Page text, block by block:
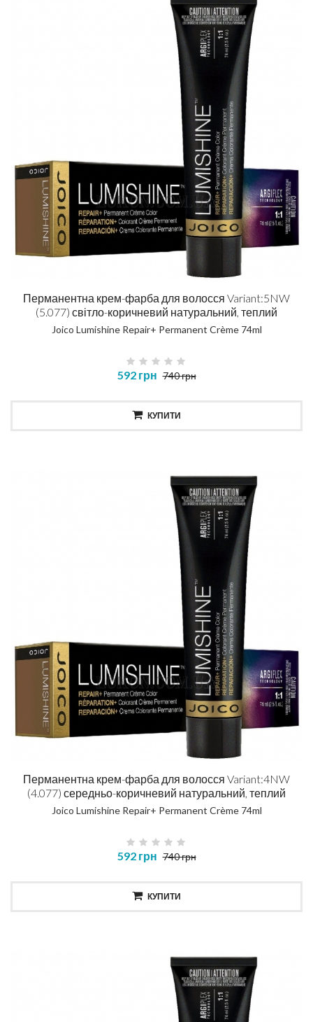
Перманентна крем-фарба для волосся Variant:5NW
(5.077) світло-коричневий натуральний, теплий
Joico Lumishine Repair+ Permanent Crème 74ml
592 грн 740 грн
КУПИТИ
Перманентна крем-фарба для волосся Variant:4NW
(4.077) середньо-коричневий натуральний, теплий
Joico Lumishine Repair+ Permanent Crème 74ml
592 грн 740 грн
КУПИТИ